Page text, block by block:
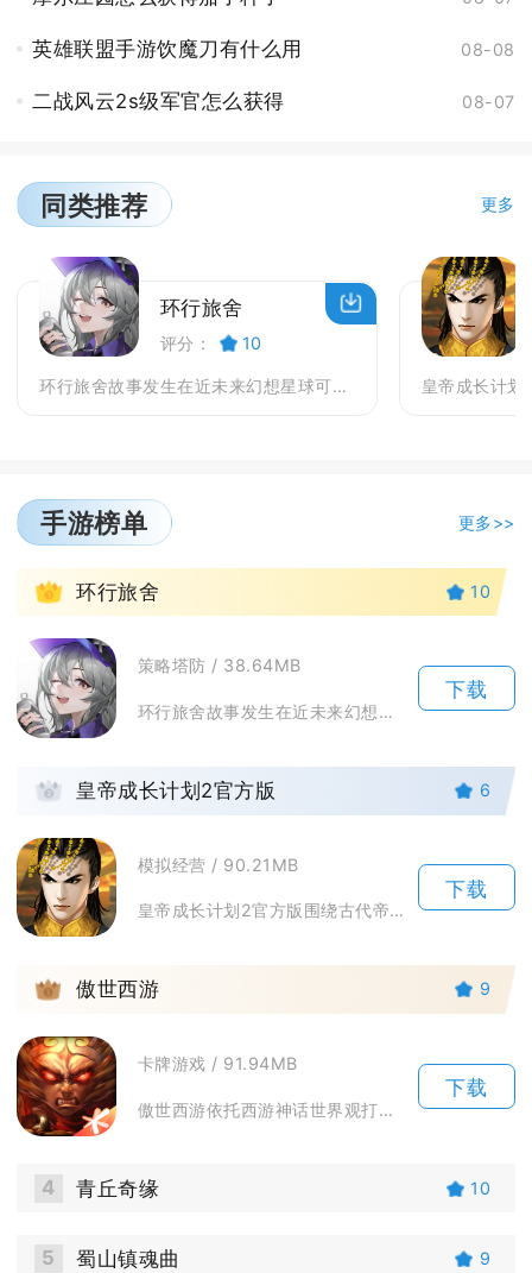
英雄联盟手游饮魔刀有什么用 08-08
二战风云2s级军官怎么获得 08-07
同类推荐 更多
环行旅舍
评分： 10
环行旅舍故事发生在近未来幻想星球可斯莫尔，玩家将化...
手游榜单 更多>>
1 环行旅舍 10
策略塔防 / 38.64MB
环行旅舍故事发生在近未来幻想星球可斯莫尔，玩家将化身克莱因舍向导，带领一众舍友穿梭各地探索...
下载
2 皇帝成长计划2官方版 6
模拟经营 / 90.21MB
皇帝成长计划2官方版围绕古代帝王人生打造历史模拟养成手游，玩家能够自选历朝帝王剧本，执掌朝...
下载
3 傲世西游 9
卡牌游戏 / 91.94MB
傲世西游依托西游神话世界观打造策略卡牌手游，融合战将收集、阵型博弈与角色养成玩法。游戏汇聚...
下载
4 青丘奇缘 10
5 蜀山镇魂曲 9